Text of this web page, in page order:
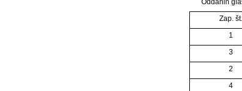
Oddanih
Zap. št.
1
3
2
4